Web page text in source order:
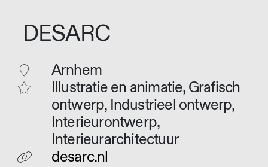
DESARC
Arnhem
Illustratie en animatie, Grafisch
ontwerp, Industrieel ontwerp,
Interieurontwerp,
Interieurarchitectuur
desarc.nl